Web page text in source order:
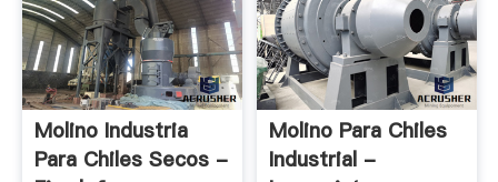
Molino Industria
Para Chiles Secos -
Molino Para Chiles
Industrial -